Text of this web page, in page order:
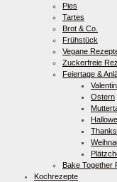
Pies
Tartes
Brot & Co.
Frühstück
Vegane
Zuckerfreie
Feiertage &
Ostern
Bake Together
Kochrezepte